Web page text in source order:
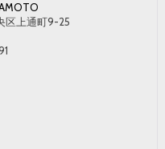
区上通町9-25